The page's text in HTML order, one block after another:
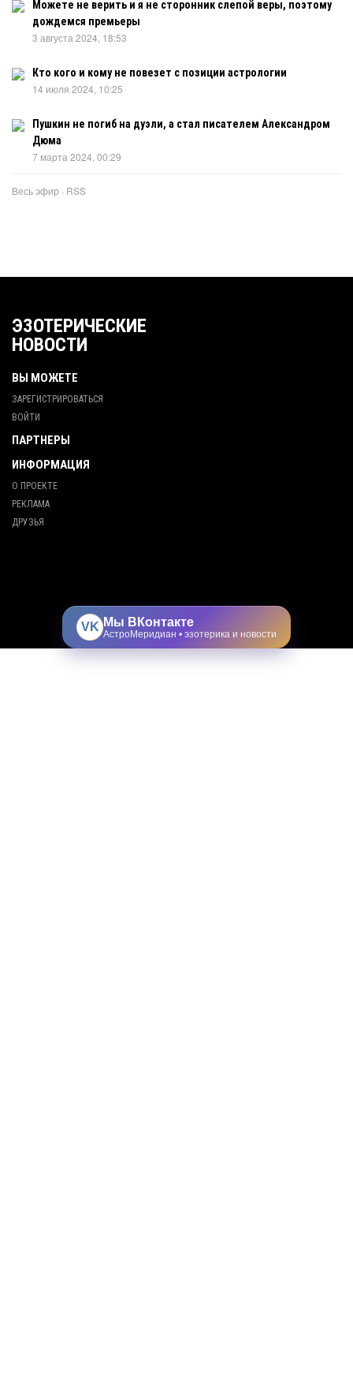
Можете не верить и я не сторонник слепой веры, поэтому
дождемся премьеры
3 августа 2024, 18:53
Кто кого и кому не повезет с позиции астрологии
14 июля 2024, 10:25
Пушкин не погиб на дуэли, а стал писателем Александром
Дюма
7 марта 2024, 00:29
Весь эфир · RSS
ЭЗОТЕРИЧЕСКИЕ
НОВОСТИ
ВЫ МОЖЕТЕ
ЗАРЕГИСТРИРОВАТЬСЯ
ВОЙТИ
ПАРТНЕРЫ
ИНФОРМАЦИЯ
О ПРОЕКТЕ
РЕКЛАМА
ДРУЗЬЯ
VK Мы ВКонтакте
АстроМеридиан • эзотерика и новости